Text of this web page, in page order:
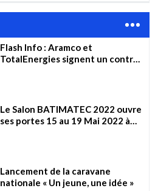
Flash Info : Aramco et
TotalEnergies signent un contrat
saoudite
Le Salon BATIMATEC 2022 ouvre
ses portes 15 au 19 Mai 2022 à
Lancement de la caravane
nationale « Un jeune, une idée »